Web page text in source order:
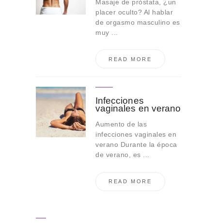
Masaje de próstata, ¿un
placer oculto? Al hablar
de orgasmo masculino es
muy ...
READ MORE
Infecciones
vaginales en verano
Aumento de las
infecciones vaginales en
verano Durante la época
de verano, es ...
READ MORE